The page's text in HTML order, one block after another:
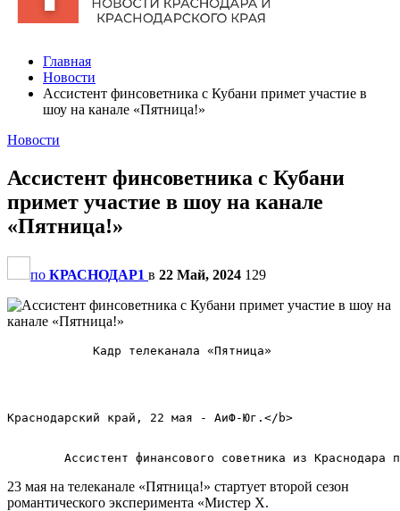
Главная
Новости
Ассистент финсоветника с Кубани примет участие в
шоу на канале «Пятница!»
Новости
Ассистент финсоветника с Кубани
примет участие в шоу на канале
«Пятница!»
по КРАСНОДАР1 в 22 Май, 2024 129
            Кадр телеканала «Пятница»
Краснодарский край, 22 мая - АиФ-Юг.</b>
23 мая на телеканале «Пятница!» стартует второй сезон
романтического эксперимента «Мистер Х.